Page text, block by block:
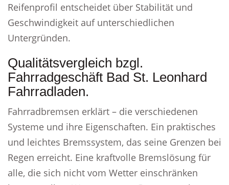
Reifenprofil entscheidet über Stabilität und
Geschwindigkeit auf unterschiedlichen
Untergründen.
Qualitätsvergleich bzgl.
Fahrradgeschäft Bad St. Leonhard
Fahrradladen.
Fahrradbremsen erklärt – die verschiedenen
Systeme und ihre Eigenschaften. Ein praktisches
und leichtes Bremssystem, das seine Grenzen bei
Regen erreicht. Eine kraftvolle Bremslösung für
alle, die sich nicht vom Wetter einschränken